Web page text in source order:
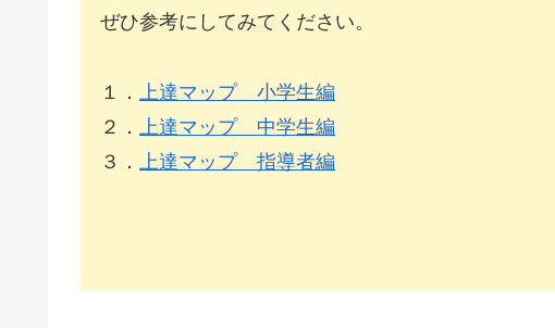
ぜひ参考にしてみてください。
１．
上達マップ 小学生編
２．
上達マップ 中学生編
３．
上達マップ 指導者編